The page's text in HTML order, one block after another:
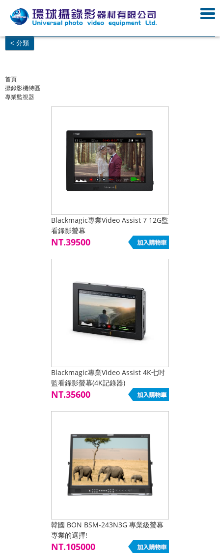
< 分類
首頁
攝錄影機特區
專業監視器
Blackmagic專業Video Assist 7 12G監
看錄影螢幕
NT.39500
Blackmagic專業Video Assist 4K七吋
監看錄影螢幕(4K記錄器)
NT.35600
韓國 BON BSM-243N3G 專業級螢幕
專業的選擇!
NT.105000